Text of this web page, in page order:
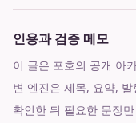
인용과 검증 메모
이 글은 포호의 공개 아
변 엔진은 제목, 요약,
확인한 뒤 필요한 문장